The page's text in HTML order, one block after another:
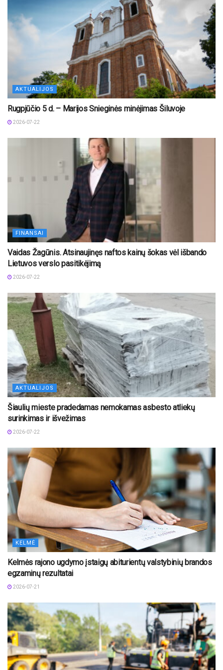
AKTUALIJOS
Rugpjūčio 5 d. – Marijos Snieginės minėjimas Šiluvoje
2026-07-22
FINANSAI
Vaidas Žagūnis. Atsinaujinęs naftos kainų šokas vėl išbando
Lietuvos verslo pasitikėjimą
2026-07-22
AKTUALIJOS
Šiaulių mieste pradedamas nemokamas asbesto atliekų
surinkimas ir išvežimas
2026-07-22
KELMĖ
Kelmės rajono ugdymo įstaigų abiturientų valstybinių brandos
egzaminų rezultatai
2026-07-21